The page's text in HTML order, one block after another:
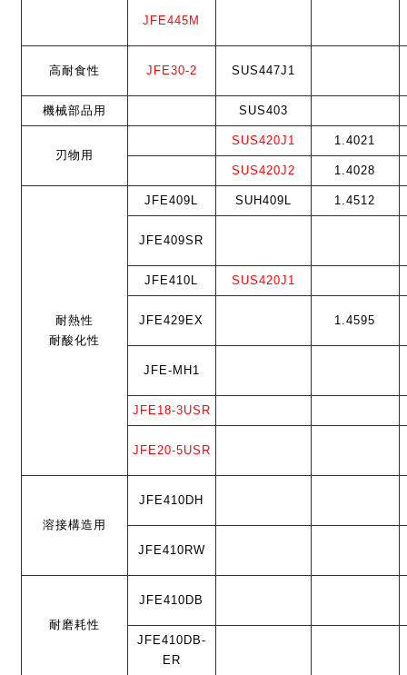
JFE445M
高耐食性 JFE30-2 SUS447J1
機械部品用 SUS403
刃物用
SUS420J1 1.4021
SUS420J2 1.4028
耐熱性
耐酸化性
JFE409L SUH409L 1.4512
JFE409SR
JFE410L SUS420J1
JFE429EX 1.4595
JFE-MH1
JFE18-3USR
JFE20-5USR
溶接構造用
JFE410DH
JFE410RW
耐磨耗性
JFE410DB
JFE410DB-
ER